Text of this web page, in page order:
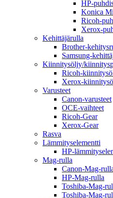
HP-
Konica
Ricoh-
Xerox-
Kehittäjärulla
Brother-
Samsung-
Kiinnitysöljy/
Ricoh-
Xerox-
Varusteet
Canon-varusteet
OCE-vaihteet
Ricoh-Gear
Xerox-Gear
Rasva
Lämmityselementti
HP-
Mag-rulla
Canon-Mag-
HP-Mag-rulla
Toshiba-Mag-
Toshiba-Mag-